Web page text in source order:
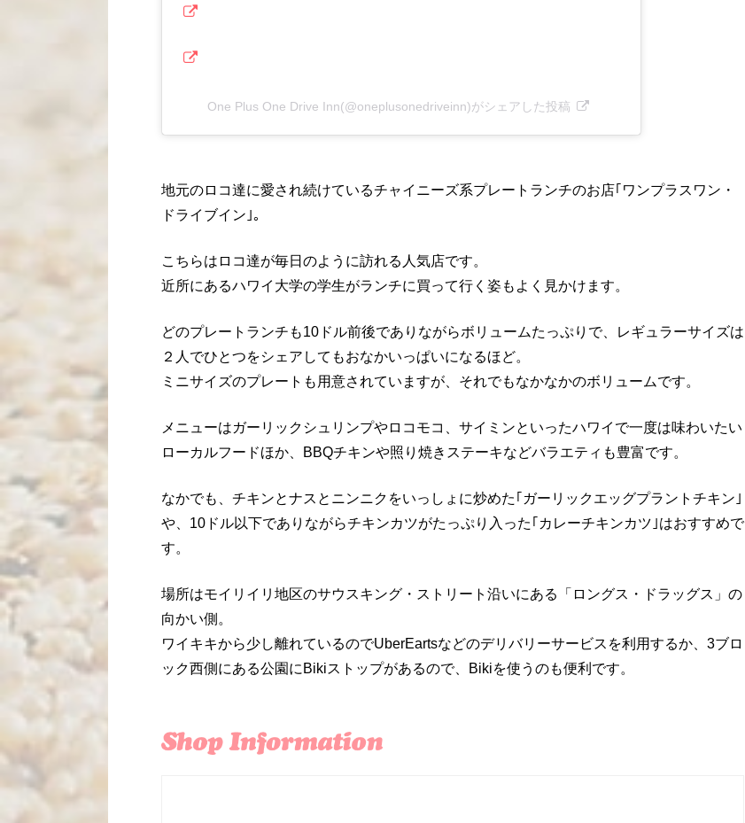
One Plus One Drive Inn(@oneplusonedriveinn)がシェアした投稿
地元のロコ達に愛され続けているチャイニーズ系プレートランチのお店｢ワンプラスワン・
ドライブイン｣。
こちらはロコ達が毎日のように訪れる人気店です。
近所にあるハワイ大学の学生がランチに買って行く姿もよく見かけます。
どのプレートランチも10 ドル前後でありながらボリュームたっぷりで、レギュラーサイズは
２人でひとつをシェアしてもおなかいっぱいになるほど。
ミニサイズのプレートも用意されていますが、それでもなかなかのボリュームです。
メニューはガーリックシュリンプやロコモコ、サイミンといったハワイで一度は味わいたい
ローカルフードほか、
BBQチキンや照り焼きステーキなどバラエティも豊富です。
なかでも、チキンとナスとニンニクをいっしょに炒めた｢ガーリックエッグプラントチキン｣
や、 10 ドル以下でありながらチキンカツがたっぷり入った｢カレーチキンカツ｣はおすすめで
す。
場所はモイリイリ地区のサウスキング・ストリート沿いにある「ロングス・ドラッグス」の
向かい側。
ワイキキから少し離れているのでUberEartsなどのデリバリーサービスを利用するか、 3ブロ
ック西側にある公園に Bikiストップがあるので、 Bikiを使うのも便利です。